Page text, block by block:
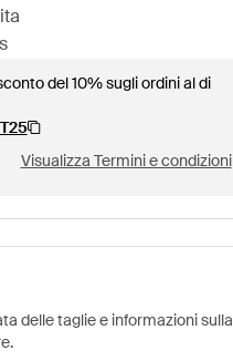
del 10% sugli ordini al di
Visualizza Termini e condizioni
delle taglie e informazioni sulla